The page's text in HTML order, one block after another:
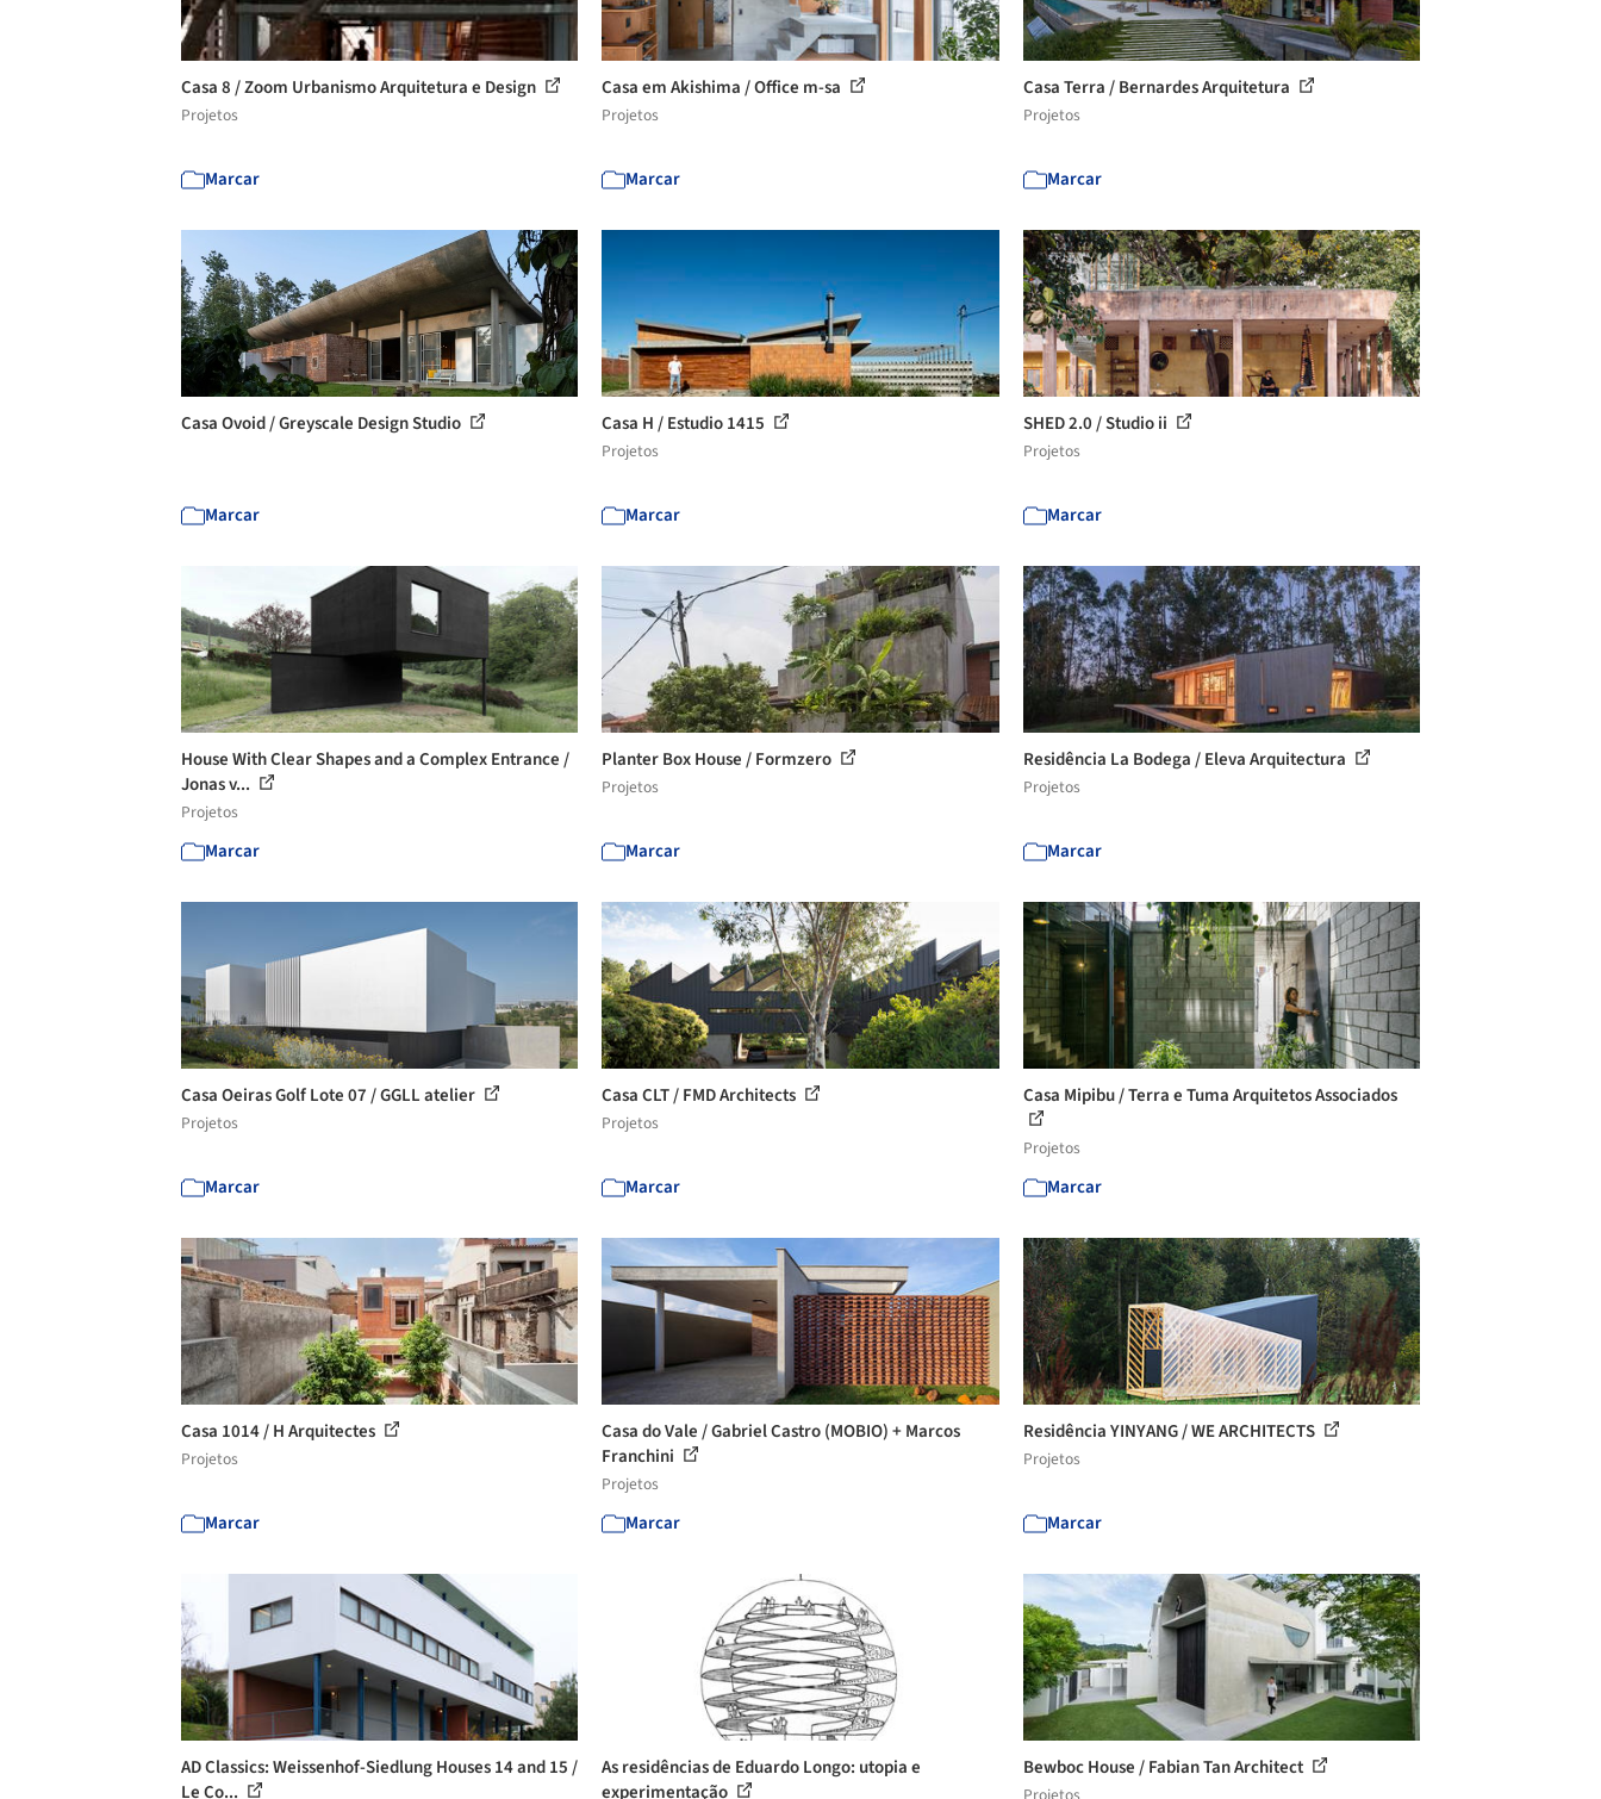
Casa 8 / Zoom Urbanismo Arquitetura e Design
Projetos
Marcar
Casa em Akishima / Office m-sa
Projetos
Marcar
Casa Terra / Bernardes Arquitetura
Projetos
Marcar
Casa Ovoid / Greyscale Design Studio
Marcar
Casa H / Estudio 1415
Projetos
Marcar
SHED 2.0 / Studio ii
Projetos
Marcar
House With Clear Shapes and a Complex Entrance /
Jonas v...
Projetos
Marcar
Planter Box House / Formzero
Projetos
Marcar
Residência La Bodega / Eleva Arquitectura
Projetos
Marcar
Casa Oeiras Golf Lote 07 / GGLL atelier
Projetos
Marcar
Casa CLT / FMD Architects
Projetos
Marcar
Casa Mipibu / Terra e Tuma Arquitetos Associados
Projetos
Marcar
Casa 1014 / H Arquitectes
Projetos
Marcar
Casa do Vale / Gabriel Castro (MOBIO) + Marcos
Franchini
Projetos
Marcar
Residência YINYANG / WE ARCHITECTS
Projetos
Marcar
AD Classics: Weissenhof-Siedlung Houses 14 and 15 /
Le Co...
As residências de Eduardo Longo: utopia e
experimentação
Bewboc House / Fabian Tan Architect